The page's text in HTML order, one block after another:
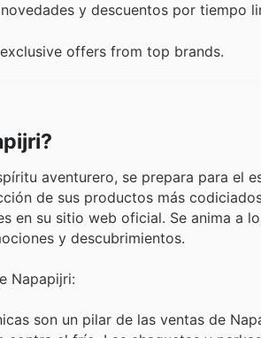
y descuentos por tiempo
offers from top brands.
aventurero, se prepara para el
de sus productos más
en su sitio web oficial. Se anima a
y descubrimientos.
Napapijri:
son un pilar de las ventas de